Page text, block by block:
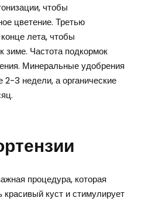
чтобы
цветение. Третью
лета, чтобы
зиме. Частота подкормок
Минеральные удобрения
3 недели, а органические
процедура, которая
красивый куст и стимулирует